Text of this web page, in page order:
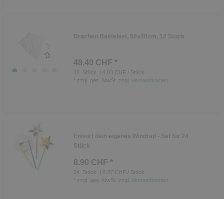
Drachen Bastelset, 50x40cm, 12 Stück
48.40 CHF *
12 Stück
| 4.03 CHF / Stück
zzgl. ges. MwSt. zzgl. Versandkosten
Entwirf dein eigenes Windrad - Set für 24
Stück
8.90 CHF *
24 Stück
| 0.37 CHF / Stück
zzgl. ges. MwSt. zzgl. Versandkosten